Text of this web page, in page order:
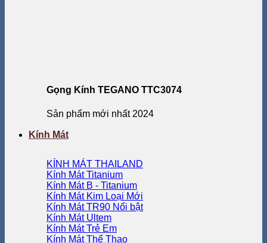
Gọng Kính TEGANO TTC3074
Sản phẩm mới nhất 2024
Kính Mát
KÍNH MÁT THAILAND
Kính Mát Titanium
Kính Mát B - Titanium
Kính Mát Kim Loại
Kính Mát TR90
Kính Mát Ultem
Kính Mát Trẻ Em
Kính Mát Thể Thao